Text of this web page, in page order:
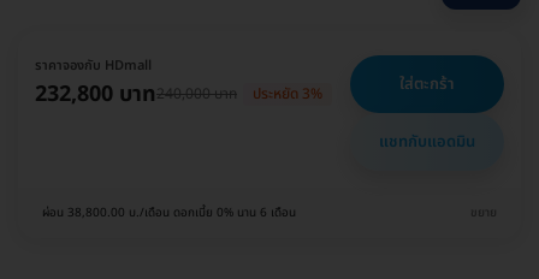
ราคาจองกับ HDmall
232,800 บาท240,000 บาท ประหยัด 3% ใส่ตะกร้า
แชทกับแอดมิน
ผ่อน 38,800.00 บ./เดือน ดอกเบี้ย 0% นาน 6 เดือน ขยาย